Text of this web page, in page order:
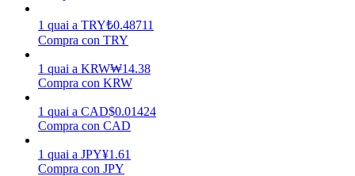
Staking
Alta rentabilidad y acceso instantáneo
1 quai a TRY₺0.48711
Compra con TRY
1 quai a KRW₩14.38
Compra con KRW
1 quai a CAD$0.01424
Compra con CAD
1 quai a JPY¥1.61
Compra con JPY